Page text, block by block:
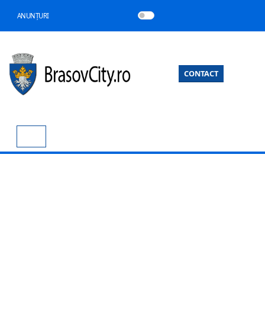
ANUNȚURI
CONTACT